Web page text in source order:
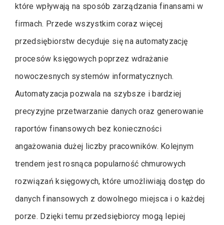
które wpływają na sposób zarządzania finansami w
firmach. Przede wszystkim coraz więcej
przedsiębiorstw decyduje się na automatyzację
procesów księgowych poprzez wdrażanie
nowoczesnych systemów informatycznych.
Automatyzacja pozwala na szybsze i bardziej
precyzyjne przetwarzanie danych oraz generowanie
raportów finansowych bez konieczności
angażowania dużej liczby pracowników. Kolejnym
trendem jest rosnąca popularność chmurowych
rozwiązań księgowych, które umożliwiają dostęp do
danych finansowych z dowolnego miejsca i o każdej
porze. Dzięki temu przedsiębiorcy mogą lepiej